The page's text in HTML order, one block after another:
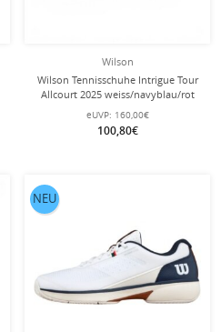
Wilson
Wilson Tennisschuhe Intrigue Tour
Allcourt 2025 weiss/navyblau/rot
Damen
eUVP: 160,00€
100,80€
NEU